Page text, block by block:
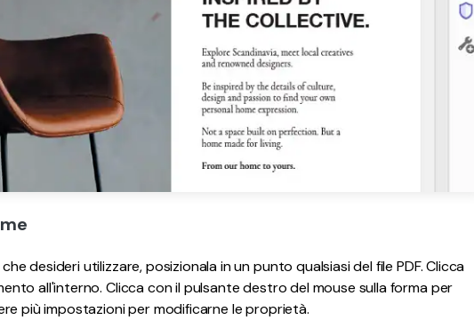
desideri utilizzare, posizionala in un punto qualsiasi del file PDF. Clicca
all'interno. Clicca con il pulsante destro del mouse sulla forma per
più impostazioni per modificarne le proprietà.